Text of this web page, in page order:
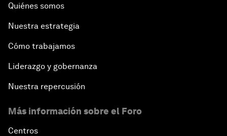
Quiénes somos
Nuestra estrategia
Cómo trabajamos
Liderazgo y gobernanza
Nuestra repercusión
Más información sobre el Foro
Centros